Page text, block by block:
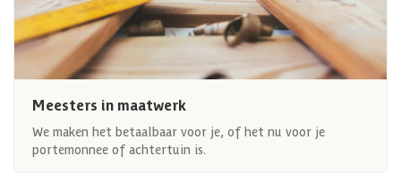
Meesters in maatwerk
We maken het betaalbaar voor je, of het nu voor je
portemonnee of achtertuin is.